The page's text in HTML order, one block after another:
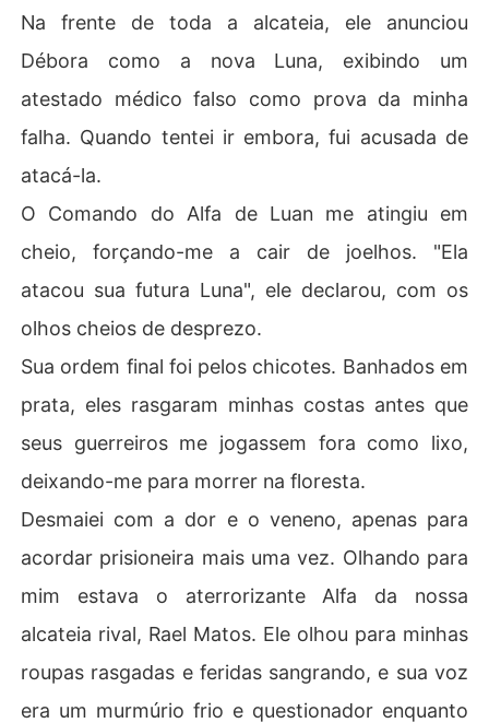
o repetia as palavras que me assombraram por anos.
"Uma loba inútil?"
Na frente de toda a alcateia, ele anunciou
Débora como a nova Luna, exibindo um
atestado médico falso como prova da minha
falha. Quando tentei ir embora, fui acusada de
atacá-la.
O Comando do Alfa de Luan me atingiu em
cheio, forçando-me a cair de joelhos. "Ela
atacou sua futura Luna", ele declarou, com os
olhos cheios de desprezo.
Sua ordem final foi pelos chicotes. Banhados em
prata, eles rasgaram minhas costas antes que
seus guerreiros me jogassem fora como lixo,
deixando-me para morrer na floresta.
Desmaiei com a dor e o veneno, apenas para
acordar prisioneira mais uma vez. Olhando para
mim estava o aterrorizante Alfa da nossa
alcateia rival, Rael Matos. Ele olhou para minhas
roupas rasgadas e feridas sangrando, e sua voz
era um murmúrio frio e questionador enquanto